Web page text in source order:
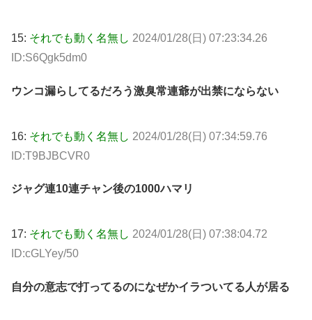
15: それでも動く名無し 2024/01/28(日) 07:23:34.26
ID:S6Qgk5dm0
ウンコ漏らしてるだろう激臭常連爺が出禁にならない
16: それでも動く名無し 2024/01/28(日) 07:34:59.76
ID:T9BJBCVR0
ジャグ連10連チャン後の1000ハマリ
17: それでも動く名無し 2024/01/28(日) 07:38:04.72
ID:cGLYey/50
自分の意志で打ってるのになぜかイラついてる人が居る